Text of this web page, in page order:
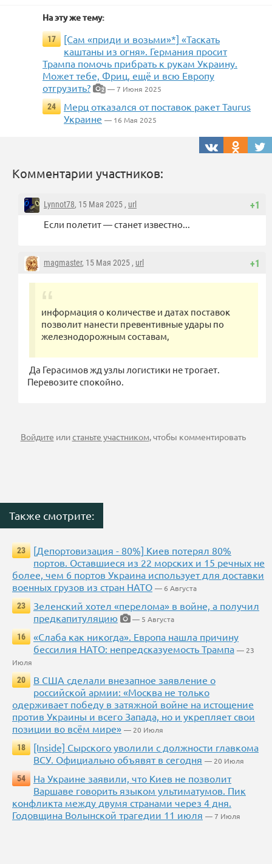
На эту же тему:
17
[Сам «приди и возьми»*] «Таскать
каштаны из огня». Германия просит
Трампа помочь прибрать к рукам Украину.
Может тебе, Фриц, ещё и всю Европу
отгрузить?
2 — 7 Июня 2025
24
Мерц отказался от поставок ракет Taurus
Украине — 16 Мая 2025
Комментарии участников:
+1
Lynnot78, 15 Мая 2025 , url
Если полетит — станет известно...
+1
magmaster, 15 Мая 2025 , url
информация о количестве и датах поставок
позволит нанести превентивные удары по
железнодорожным составам,
Да Герасимов жд узлы логистики не трогает.
Перевозите спокойно.
Войдите илистаньте участником, чтобы комментировать
Также смотрите:
23
[Депортовизация - 80%] Киев потерял 80%
портов. Оставшиеся из 22 морских и 15 речных не
более, чем 6 портов Украина использует для доставки
военных грузов из стран НАТО — 6 Августа
23
Зеленский хотел «перелома» в войне, а получил
предкапитуляцию
— 5 Августа
16
«Слаба как никогда». Европа нашла причину
бессилия НАТО: непредсказуемость Трампа — 23
Июля
20
В США сделали внезапное заявление о
российской армии: «Москва не только
одерживает победу в затяжной войне на истощение
против Украины и всего Запада, но и укрепляет свои
позиции во всём мире» — 20 Июля
18
[Inside] Сырского уволили с должности главкома
ВСУ. Официально объявят в сегодня — 20 Июля
54
На Украине заявили, что Киев не позволит
Варшаве говорить языком ультиматумов. Пик
конфликта между двумя странами через 4 дня.
Годовщина Волынской трагедии 11 июля — 7 Июля